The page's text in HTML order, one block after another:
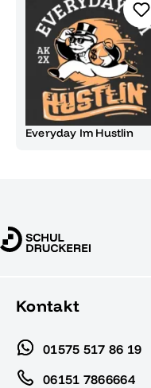
Everyday Im Hustlin
Kontakt
01575 517 86 19
06151 7866664